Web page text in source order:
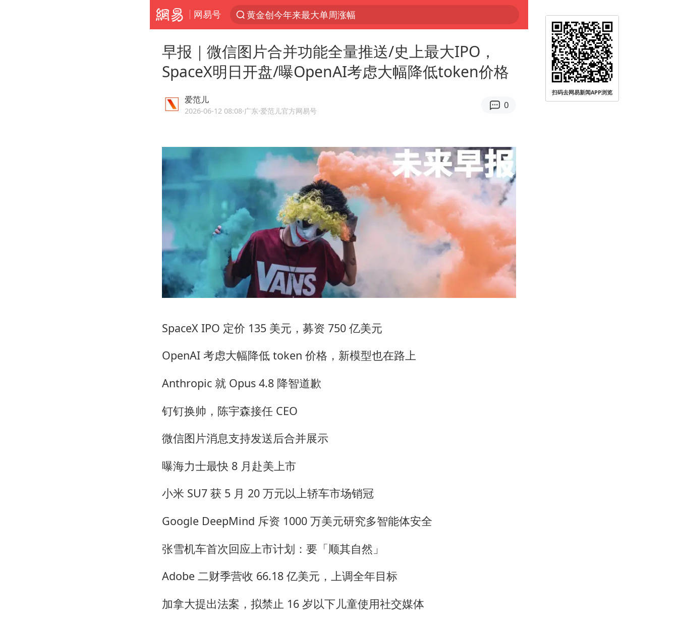
网易号
浙江温州发布台风橙色预警信号
白海豚将正面袭击贯穿浙江
名创优品一次性内裤 颜面尽失
视频丨中国东方电气集团原党组副书记、董事宋致远被查
香港宏福苑火灾或由烟头引起
浙江台州《告全体市民书》
女主硬加吻戏短剧已下架
郑丽文：台湾从来没有“独立”过
实时追踪台风白海豚
四川宜宾市珙县发生3.4级地震
多个明星演唱会取消
女儿为争财产堵门阻挠父亲出殡
上海轮渡全线停航
人民的健康、体质、幸福一脉相承
早报｜微信图片合并功能全量推送/史上最大IPO，
SpaceX明日开盘/曝OpenAI考虑大幅降低token价格
爱范儿
2026-06-12 08:08·广东·爱范儿官方网易号
0
SpaceX IPO 定价 135 美元，募资 750 亿美元
OpenAI 考虑大幅降低 token 价格，新模型也在路上
Anthropic 就 Opus 4.8 降智道歉
钉钉换帅，陈宇森接任 CEO
微信图片消息支持发送后合并展示
曝海力士最快 8 月赴美上市
小米 SU7 获 5 月 20 万元以上轿车市场销冠
Google DeepMind 斥资 1000 万美元研究多智能体安全
张雪机车首次回应上市计划：要「顺其自然」
Adobe 二财季营收 66.18 亿美元，上调全年目标
加拿大提出法案，拟禁止 16 岁以下儿童使用社交媒体
扫码去网易新闻APP浏览